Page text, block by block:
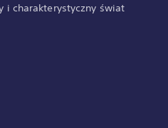
i charakterystyczny świat